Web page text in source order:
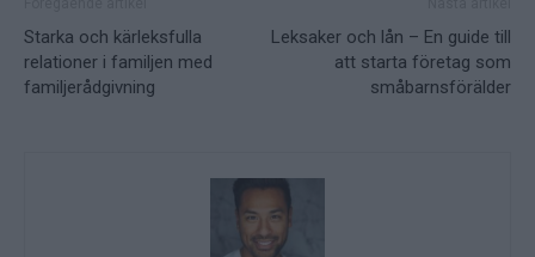
Starka och kärleksfulla
relationer i familjen med
familjerådgivning
Leksaker och lån – En guide till
att starta företag som
småbarnsförälder